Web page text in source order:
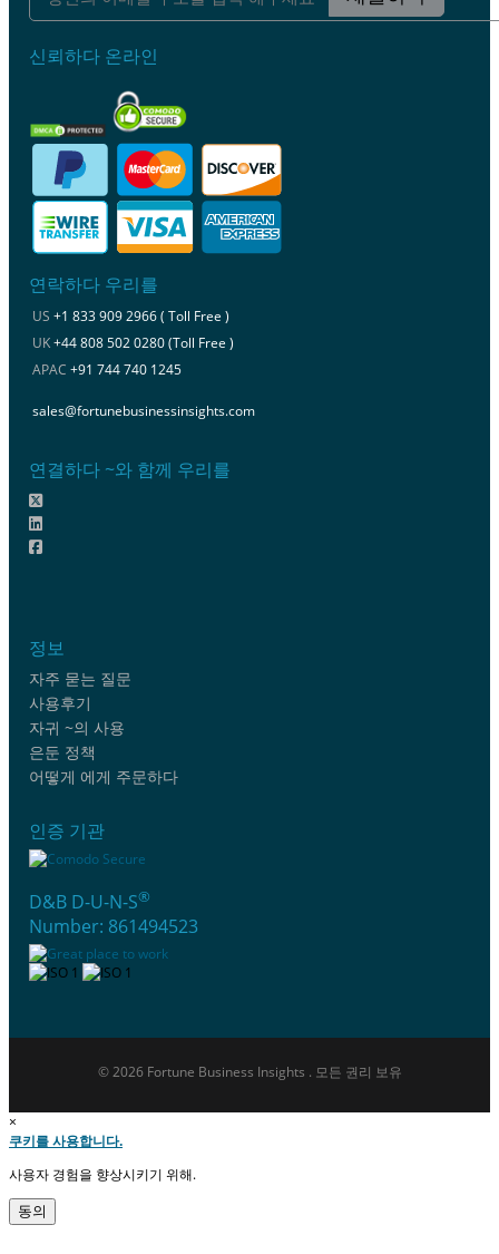
신뢰하다 온라인
연락하다 우리를
US +1 833 909 2966 ( Toll Free )
UK+44 808 502 0280 (Toll Free )
APAC +91 744 740 1245
sales@fortunebusinessinsights.com
연결하다 ~와 함께 우리를
정보
자주 묻는 질문
사용후기
자귀 ~의 사용
은둔 정책
어떻게 에게 주문하다
인증 기관
D&B D-U-N-S®
Number: 861494523
© 2026 Fortune Business Insights . 모든 권리 보유
×
쿠키를 사용합니다.
사용자 경험을 향상시키기 위해.
동의